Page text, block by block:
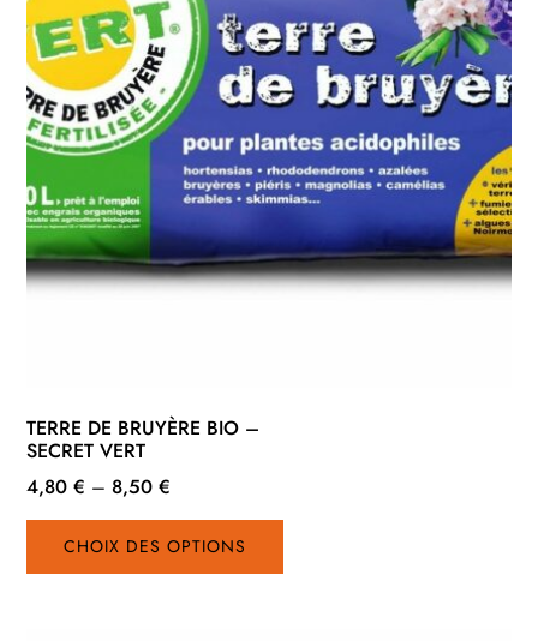
TERRE DE BRUYÈRE BIO –
SECRET VERT
4,80€ – 8,50€
CHOIX DES OPTIONS
Ce
a